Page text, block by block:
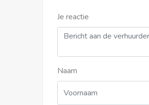
Je reactie
Naam